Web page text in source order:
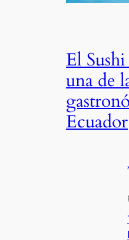
El
una de
Ecuador